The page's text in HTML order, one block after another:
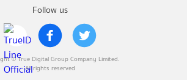
Follow us
© True Digital Group Company Limited.
All rights reserved